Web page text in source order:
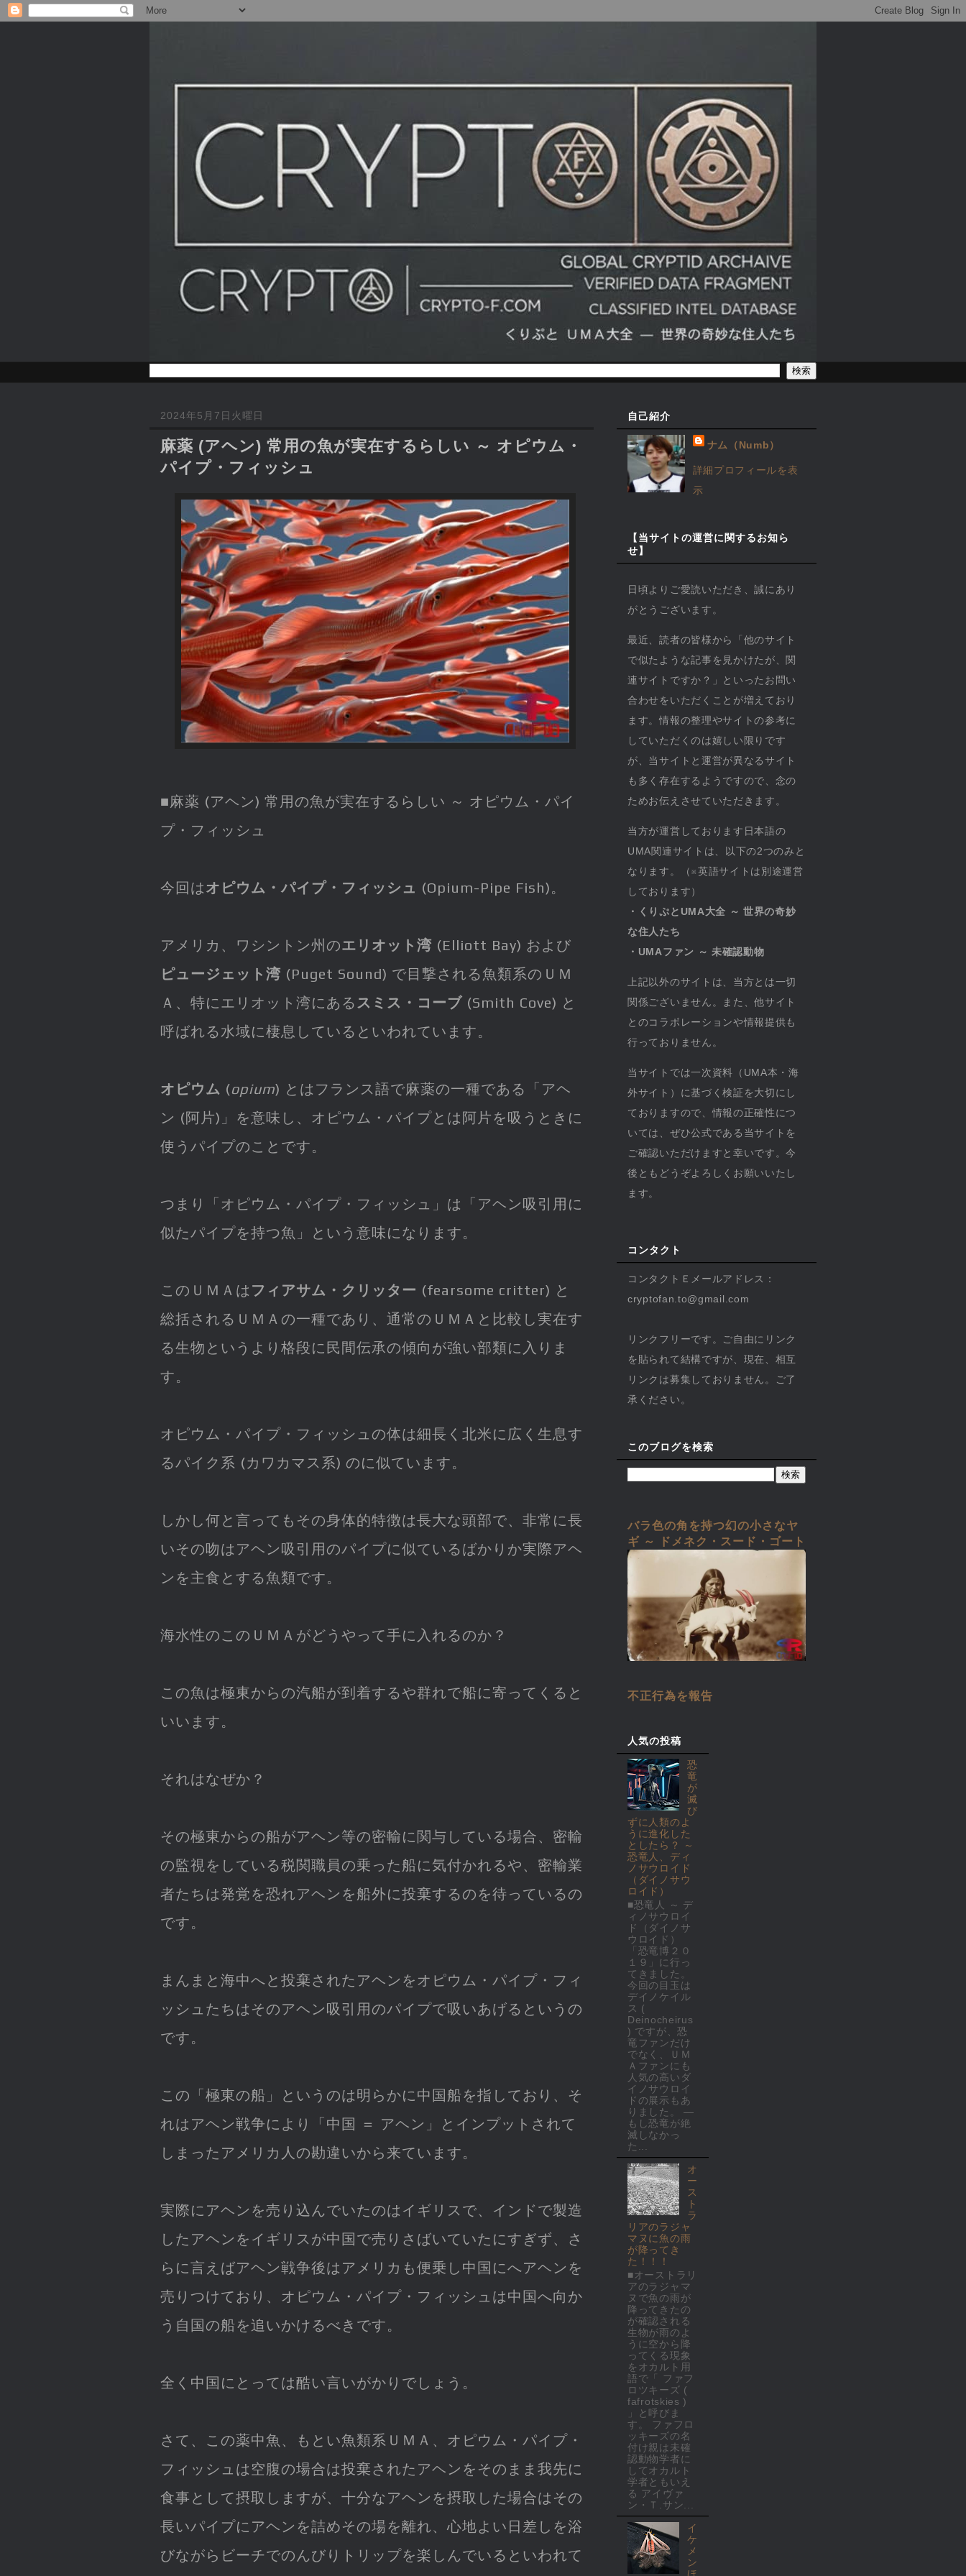
2024年5月7日火曜日
麻薬 (アヘン) 常用の魚が実在するらしい ～ オピウム・
パイプ・フィッシュ
■麻薬 (アヘン) 常用の魚が実在するらしい ～ オピウム・パイ
プ・フィッシュ
今回はオピウム・パイプ・フィッシュ (Opium-Pipe Fish)。
アメリカ、ワシントン州のエリオット湾 (Elliott Bay) および
ピュージェット湾 (Puget Sound) で目撃される魚類系のＵＭ
Ａ、特にエリオット湾にある スミス・コーブ (Smith Cove) と
呼ばれる水域に棲息しているといわれています。
オピウム (opium) とはフランス語で麻薬の一種である「アヘ
ン (阿片)」を意味し、オピウム・パイプとは阿片を吸うときに
使うパイプのことです。
つまり「オピウム・パイプ・フィッシュ」は「アヘン吸引用に
似たパイプを持つ魚」という意味になります。
このＵＭＡは フィアサム・クリッター (fearsome critter) と
総括されるＵＭＡの一種であり、通常のＵＭＡと比較し実在す
る生物というより格段に民間伝承の傾向が強い部類に入りま
す。
オピウム・パイプ・フィッシュの体は細長く北米に広く生息す
るパイク系 (カワカマス系) のに似ています。
しかし何と言ってもその身体的特徴は長大な頭部で、非常に長
いその吻はアヘン吸引用のパイプに似ているばかりか実際アヘ
ンを主食とする魚類です。
海水性のこのＵＭＡがどうやって手に入れるのか？
この魚は極東からの汽船が到着するや群れで船に寄ってくると
いいます。
それはなぜか？
その極東からの船がアヘン等の密輸に関与している場合、密輸
の監視をしている税関職員の乗った船に気付かれるや、密輸業
者たちは発覚を恐れアヘンを船外に投棄するのを待っているの
です。
まんまと海中へと投棄されたアヘンをオピウム・パイプ・フィ
ッシュたちはそのアヘン吸引用のパイプで吸いあげるというの
です。
この「極東の船」というのは明らかに中国船を指しており、そ
れはアヘン戦争により「中国 ＝ アヘン」とインプットされて
しまったアメリカ人の勘違いから来ています。
実際にアヘンを売り込んでいたのはイギリスで、インドで製造
したアヘンをイギリスが中国で売りさばいていたにすぎず、さ
らに言えばアヘン戦争後はアメリカも便乗し中国にへアヘンを
売りつけており、オピウム・パイプ・フィッシュは中国へ向か
う自国の船を追いかけるべきです。
全く中国にとっては酷い言いがかりでしょう。
さて、この薬中魚、もとい魚類系ＵＭＡ、オピウム・パイプ・
フィッシュは空腹の場合は投棄されたアヘンをそのまま我先に
食事として摂取しますが、十分なアヘンを摂取した場合はその
長いパイプにアヘンを詰めその場を離れ、心地よい日差しを浴
びながらビーチでのんびりトリップを楽しんでいるといわれて
自己紹介
ナム（Numb）
詳細プロフィールを表
示
【当サイトの運営に関するお知ら
せ】
日頃よりご愛読いただき、誠にあり
がとうございます。
最近、読者の皆様から「他のサイト
で似たような記事を見かけたが、関
連サイトですか？」といったお問い
合わせをいただくことが増えており
ます。情報の整理やサイトの参考に
していただくのは嬉しい限りです
が、当サイトと運営が異なるサイト
も多く存在するようですので、念の
ためお伝えさせていただきます。
当方が運営しております日本語の
UMA関連サイトは、以下の2つのみと
なります。（※英語サイトは別途運営
しております）
・くりぷとUMA大全 ～ 世界の奇妙
な住人たち
・UMAファン ～ 未確認動物
上記以外のサイトは、当方とは一切
関係ございません。また、他サイト
とのコラボレーションや情報提供も
行っておりません。
当サイトでは一次資料（UMA本・海
外サイト）に基づく検証を大切にし
ておりますので、情報の正確性につ
いては、ぜひ公式である当サイトを
ご確認いただけますと幸いです。今
後ともどうぞよろしくお願いいたし
ます。
コンタクト
コンタクトＥメールアドレス：
cryptofan.to@gmail.com
リンクフリーです。ご自由にリンク
を貼られて結構ですが、現在、相互
リンクは募集しておりません。ご了
承ください。
このブログを検索
バラ色の角を持つ幻の小さなヤ
ギ ～ ドメネク・スード・ゴート
不正行為を報告
人気の投稿
恐
竜
が
滅
び
ずに人類のよ
うに進化した
としたら？ ～
恐竜人、ディ
ノサウロイド
（ダイノサウ
ロイド）
■恐竜人 ～ デ
ィノサウロイ
ド（ダイノサ
ウロイド）
「恐竜博２０
１９」に行っ
てきました。
今回の目玉は
デイノケイル
ス (
Deinocheirus
) ですが、恐
竜ファンだけ
でなく、ＵＭ
Ａファンにも
人気の高いダ
イノサウロイ
ドの展示もあ
りました。 ―
もし恐竜が絶
滅しなかっ
た...
オ
ー
ス
ト
ラ
リアのラジャ
マヌに魚の雨
が降ってき
た！！！
■オーストラリ
アのラジャマ
ヌで魚の雨が
降ってきたの
が確認される
生物が雨のよ
うに空から降
ってくる現象
をオカルト用
語で「 ファフ
ロツキーズ (
fafrotskies )
」と呼びま
す。 ファフロ
ッキーズの名
付け親は未確
認動物学者に
してオカルト
学者ともいえ
る アイヴァ
ン・Ｔ.サン...
イ
ケ
メ
ン
ほ